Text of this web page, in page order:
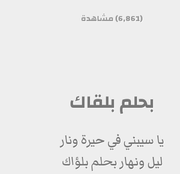
(6,861) مشاهدة
بحلم بلقاك
يا سيبني في حيرة ونار
ليل ونهار بحلم بلؤاك